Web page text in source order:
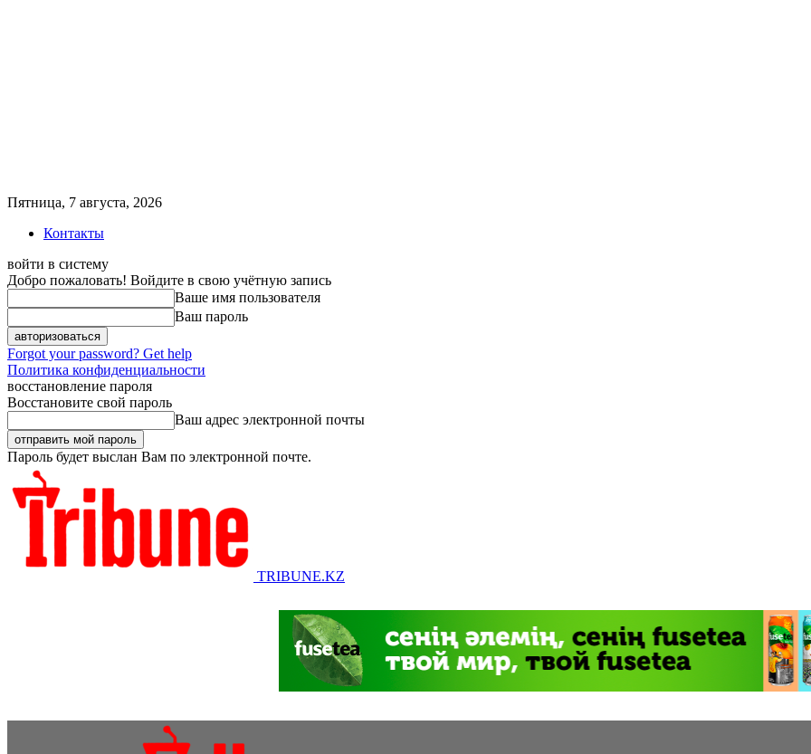
Пятница, 7 августа, 2026
Контакты
войти в систему
Добро пожаловать! Войдите в свою учётную запись
Ваше имя пользователя
Ваш пароль
Forgot your password? Get help
Политика конфиденциальности
восстановление пароля
Восстановите свой пароль
Ваш адрес электронной почты
Пароль будет выслан Вам по электронной почте.
TRIBUNE.KZ